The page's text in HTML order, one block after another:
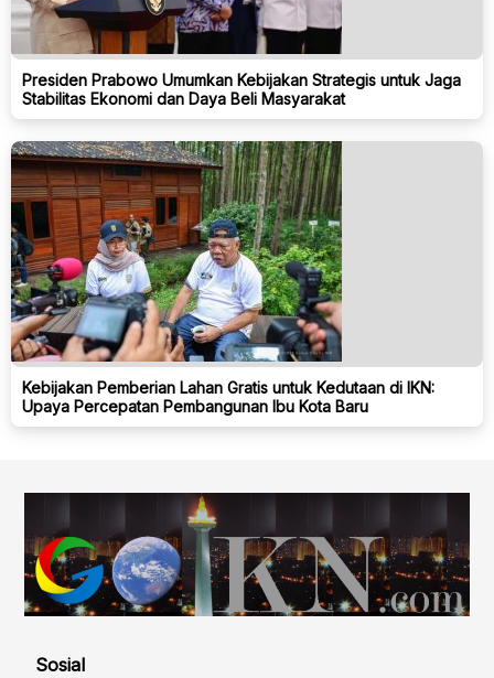
Presiden Prabowo Umumkan Kebijakan Strategis untuk Jaga
Stabilitas Ekonomi dan Daya Beli Masyarakat
Kebijakan Pemberian Lahan Gratis untuk Kedutaan di IKN:
Upaya Percepatan Pembangunan Ibu Kota Baru
Sosial